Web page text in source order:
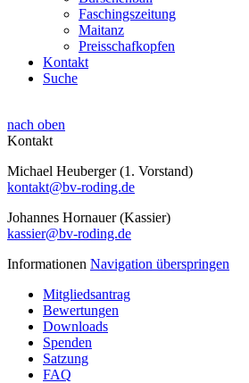
Faschingszeitung
Maitanz
Preisschafkopfen
Kontakt
Suche
nach oben
Kontakt
Michael Heuberger (1. Vorstand)
kontakt@bv-roding.de
Johannes Hornauer (Kassier)
kassier@bv-roding.de
Informationen Navigation überspringen
Mitgliedsantrag
Bewertungen
Downloads
Spenden
Satzung
FAQ